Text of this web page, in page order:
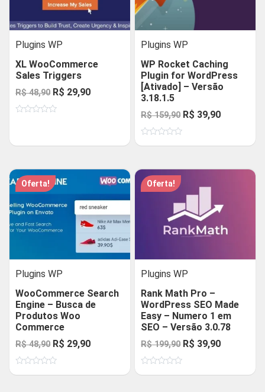
Plugins WP
XL WooCommerce
Sales Triggers
R$48,90 O
preço
R$ 29,90O
Plugins WP
WP Rocket Caching
Plugin for WordPress
[Ativado] – Versão
3.18.1.5
R$159,90 O
original
R$ 39,90O
atual
R$ 39,90.
Oferta!
Plugins WP
WooCommerce Search
Engine – Busca de
Produtos Woo
Commerce
R$48,90 O
preço
original
R$ 29,90O
atual
Oferta!
Plugins WP
Rank Math Pro –
WordPress SEO Made
Easy – Numero 1 em
SEO – Versão 3.0.78
R$199,90 O
original
R$ 39,90O
atual